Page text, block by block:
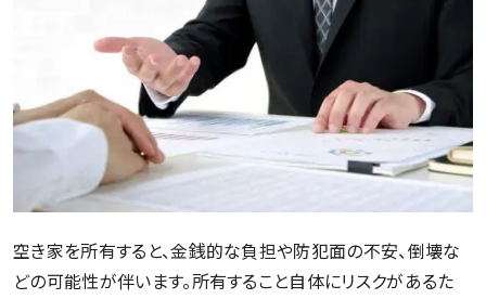
空き家を所有すると、金銭的な負担や防犯面の不安、倒壊な
どの可能性が伴います。所有すること自体にリスクがあるた